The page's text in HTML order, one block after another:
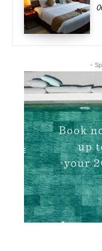
-